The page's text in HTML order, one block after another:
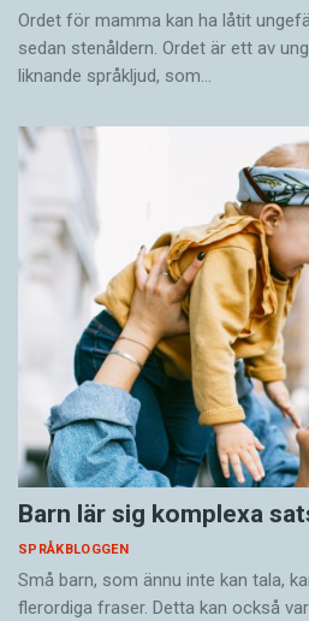
Ordet för mamma kan ha låtit
sedan stenåldern. Ordet är ett av
liknande språkljud, som…
Barn lär sig komplexa
SPRÅKBLOGGEN
Små barn, som ännu inte kan tala,
flerordiga fraser. Detta kan också